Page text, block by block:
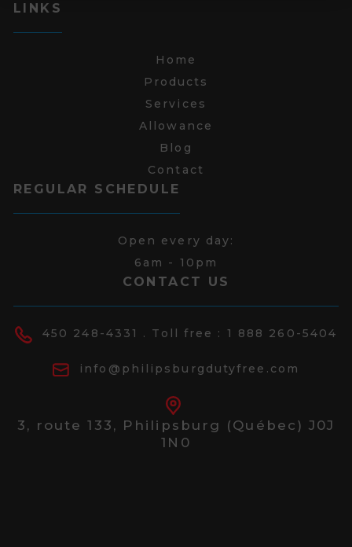
LINKS
Home
Products
Services
Allowance
Blog
Contact
REGULAR SCHEDULE
Open every day:
6am - 10pm
CONTACT US
450 248-4331 . Toll free : 1 888 260-5404
info@philipsburgdutyfree.com
3, route 133, Philipsburg (Québec) J0J
1N0